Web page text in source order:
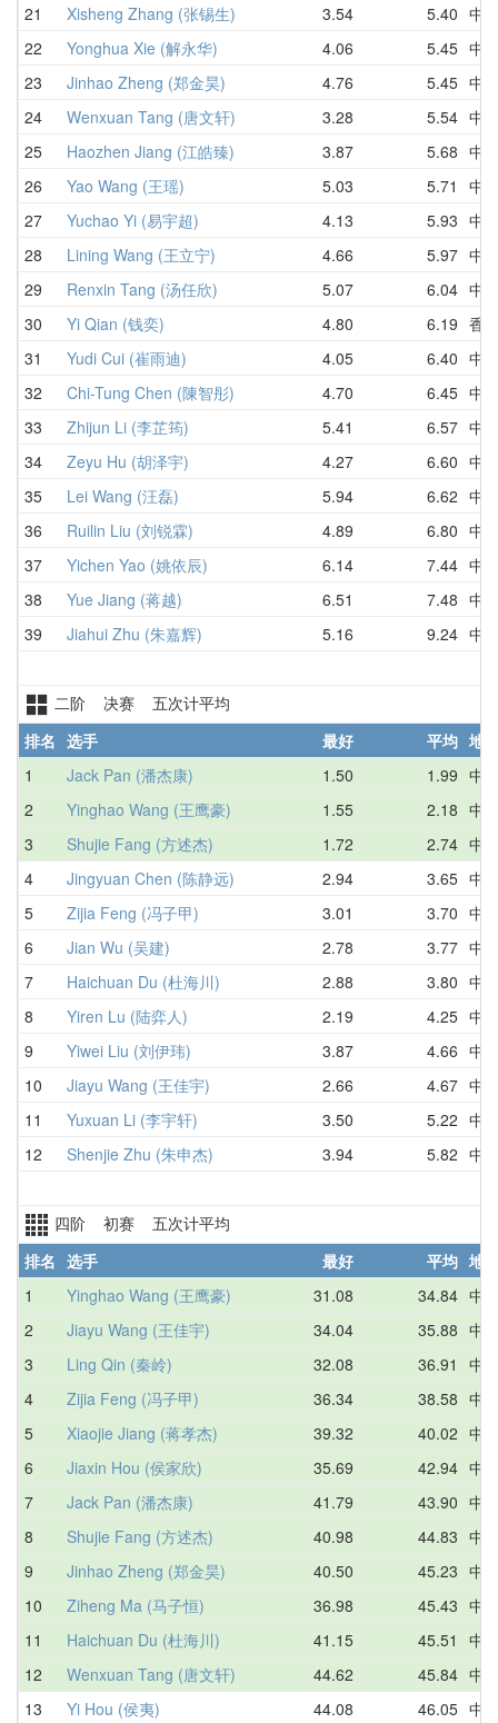
21
Xisheng Zhang (张锡生) 3.54 5.40 中
22
Yonghua Xie (解永华) 4.06 5.45 中
23
Jinhao Zheng (郑金昊) 4.76 5.45 中
24
Wenxuan Tang (唐文轩) 3.28 5.54 中
25
Haozhen Jiang (江皓臻) 3.87 5.68 中
26
Yao Wang (王瑶) 5.03 5.71
中
27
Yuchao Yi (易宇超) 4.13 5.93 中
28
Lining Wang (王立宁) 4.66 5.97 中
29
Renxin Tang (汤任欣) 5.07 6.04 中
30
Yi Qian (钱奕) 4.80 6.19 香
31
Yudi Cui (崔雨迪) 4.05 6.40 中
32
Chi-Tung Chen (陳智彤) 4.70 6.45 中
33
Zhijun Li (李芷筠) 5.41 6.57 中
34
Zeyu Hu (胡泽宇) 4.27 6.60 中
35
Lei Wang (汪磊) 5.94 6.62 中
36
Ruilin Liu (刘锐霖) 4.89 6.80 中
37
Yichen Yao (姚依辰) 6.14 7.44 中
38
Yue Jiang (蒋越) 6.51 7.48 中
39
Jiahui Zhu (朱嘉辉) 5.16 9.24 中
二阶 决赛 五次计平均
排名 选手 最好 平均 地
1
Jack Pan (潘杰康) 1.50 1.99 中
2
Yinghao Wang (王鹰豪) 1.55 2.18 中
3
Shujie Fang (方述杰) 1.72 2.74 中
4
Jingyuan Chen (陈静远) 2.94 3.65 中
5
Zijia Feng (冯子甲) 3.01 3.70 中
6
Jian Wu (吴建) 2.78 3.77 中
7
Haichuan Du (杜海川) 2.88 3.80 中
8
Yiren Lu (陆弈人) 2.19 4.25 中
9
Yiwei Liu (刘伊玮) 3.87 4.66 中
10
Jiayu Wang (王佳宇) 2.66 4.67 中
11
Yuxuan Li (李宇轩) 3.50 5.22 中
12
Shenjie Zhu (朱申杰) 3.94 5.82 中
四阶 初赛 五次计平均
排名 选手 最好 平均 地
1
Yinghao Wang (王鹰豪) 31.08 34.84 中
2
Jiayu Wang (王佳宇) 34.04 35.88 中
3
Ling Qin (秦岭) 32.08 36.91
中
4
Zijia Feng (冯子甲) 36.34 38.58 中
5
Xiaojie Jiang (蒋孝杰) 39.32 40.02 中
6
Jiaxin Hou (侯家欣) 35.69 42.94 中
7
Jack Pan (潘杰康) 41.79 43.90 中
8
Shujie Fang (方述杰) 40.98 44.83 中
9
Jinhao Zheng (郑金昊) 40.50 45.23 中
10
Ziheng Ma (马子恒) 36.98 45.43 中
11
Haichuan Du (杜海川) 41.15 45.51
中
12
Wenxuan Tang (唐文轩) 44.62 45.84 中
13
Yi Hou (侯夷) 44.08 46.05 中